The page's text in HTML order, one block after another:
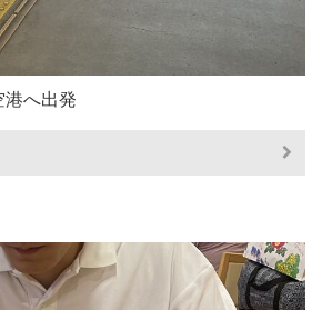
港へ出発